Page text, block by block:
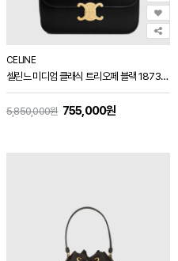
CELINE
셀린느 미디엄 클래식 트리오페 블랙 187363
5,850,000원 755,000원